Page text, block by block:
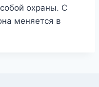
охраны. С
меняется в